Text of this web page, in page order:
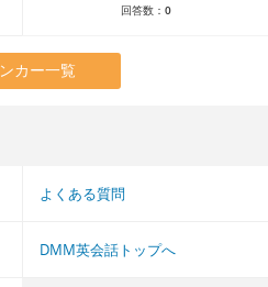
回答数： 0
カー一覧
よくある質問
DMM英会話トップへ